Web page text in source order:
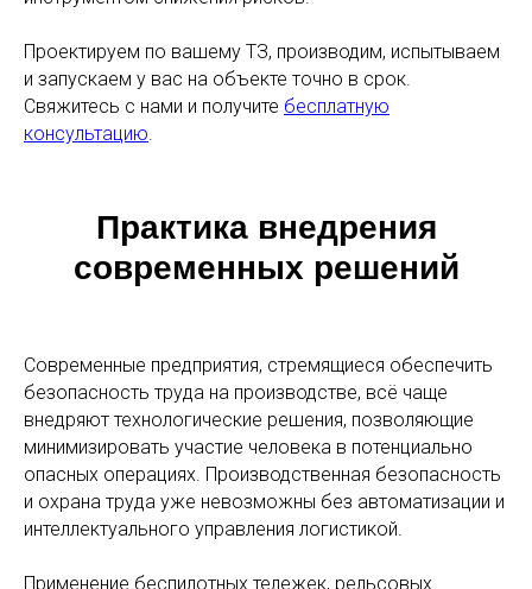
Проектируем по вашему ТЗ, производим, испытываем
и запускаем у вас на объекте точно в срок.
Свяжитесь с нами и получите бесплатную
консультацию.
Практика внедрения
современных решений
Современные предприятия, стремящиеся обеспечить
безопасность труда на производстве, всё чаще
внедряют технологические решения, позволяющие
минимизировать участие человека в потенциально
опасных операциях. Производственная безопасность
и охрана труда уже невозможны без автоматизации и
интеллектуального управления логистикой.
Применение беспилотных тележек, рельсовых